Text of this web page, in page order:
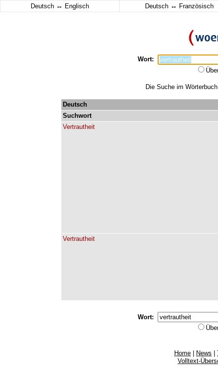
Deutsch ↔ Englisch Deutsch ↔ Französisch
Wort:
Die Suche im
Deutsch
Suchwort
Vertrautheit
Vertrautheit
Wort:
Home News
Volltext-